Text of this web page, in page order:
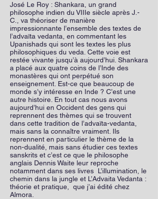
José Le Roy : Shankara, un grand
philosophe indien du VIIIe siècle après J.-
C., va théoriser de manière
impressionnante l’ensemble des textes de
l’advaïta vedanta, en commentant les
Upanishads qui sont les textes les plus
philosophiques du veda. Cette voie est
restée vivante jusqu’à aujourd’hui. Shankara
a placé aux quatre coins de l’Inde des
monastères qui ont perpétué son
enseignement. Est-ce que beaucoup de
monde s’y intéresse en Inde ? C’est une
autre histoire. En tout cas nous avons
aujourd’hui en Occident des gens qui
reprennent des thèmes qui se trouvent
dans cette tradition de l’advaïta-vedanta,
mais sans la connaître vraiment. Ils
reprennent en particulier le thème de la
non-dualité, mais sans étudier ces textes
sanskrits et c’est ce que le philosophe
anglais Dennis Waite leur reproche
notamment dans ses livres L’illumination, le
chemin dans la jungle et L’Advaita Vedanta :
théorie et pratique, que j’ai édité chez
Almora.